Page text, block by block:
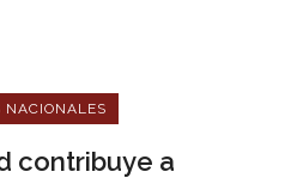
NACIONALES
contribuye a